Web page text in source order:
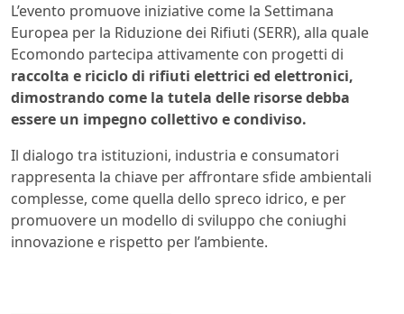
L’evento promuove iniziative come la Settimana
Europea per la Riduzione dei Rifiuti (SERR), alla quale
Ecomondo partecipa attivamente con progetti di
raccolta e riciclo di rifiuti elettrici ed elettronici,
dimostrando come la tutela delle risorse debba
essere un impegno collettivo e condiviso.
Il dialogo tra istituzioni, industria e consumatori
rappresenta la chiave per affrontare sfide ambientali
complesse, come quella dello spreco idrico, e per
promuovere un modello di sviluppo che coniughi
innovazione e rispetto per l’ambiente.